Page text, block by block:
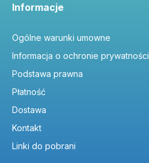
Informacje
Ogólne warunki umowne
Informacja o ochronie prywatności
Podstawa prawna
Płatność
Dostawa
Kontakt
Linki do pobrani